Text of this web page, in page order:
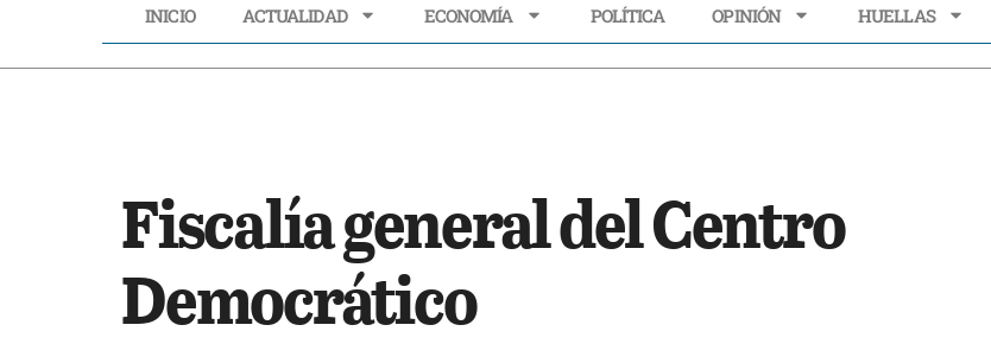
INICIO ACTUALIDAD ECONOMÍA POLÍTICA OPINIÓN HUELLAS
Fiscalía general del Centro
Democrático